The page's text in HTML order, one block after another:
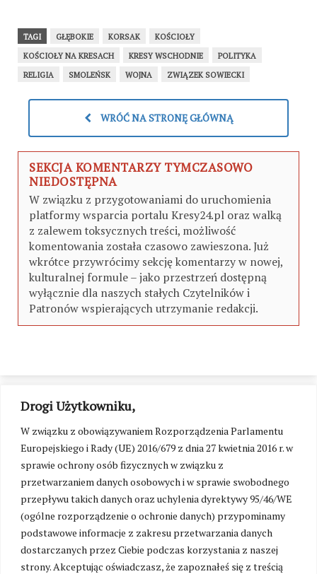
Drogi Użytkowniku,
W związku z obowiązywaniem Rozporządzenia Parlamentu
Europejskiego i Rady (UE) 2016/679 z dnia 27 kwietnia 2016 r. w
sprawie ochrony osób fizycznych w związku z
przetwarzaniem danych osobowych i w sprawie swobodnego
przepływu takich danych oraz uchylenia dyrektywy 95/46/WE
(ogólne rozporządzenie o ochronie danych) przypominamy
podstawowe informacje z zakresu przetwarzania danych
dostarczanych przez Ciebie podczas korzystania z naszej
strony. Akceptując oświadczasz, że zapoznałeś się z treścią
TAGI GŁĘBOKIE KORSAK
KOŚCIOŁY
KOŚCIOŁY NA KRESACH
KRESY WSCHODNIE
POLITYKA
RELIGIA
SMOLEŃSK WOJNA ZWIĄZEK SOWIECKI
WRÓĆ NA STRONĘ GŁÓWNĄ
SEKCJA KOMENTARZY TYMCZASOWO
NIEDOSTĘPNA
W związku z przygotowaniami do uruchomienia
platformy wsparcia portalu Kresy24.pl oraz walką
z zalewem toksycznych treści, możliwość
komentowania została czasowo zawieszona. Już
wkrótce przywrócimy sekcję komentarzy w nowej,
kulturalnej formule – jako przestrzeń dostępną
wyłącznie dla naszych stałych Czytelników i
Patronów wspierających utrzymanie redakcji.